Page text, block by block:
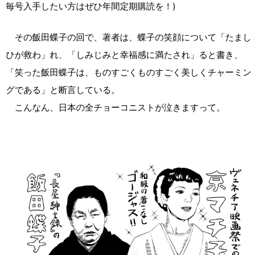
毎号入手したい方はぜひ年間定期購読を！)
その飯田蝶子の回で、著者は、蝶子の笑顔について「たまし
ひが救わ」れ、「しみじみと幸福感に満たされ」ると書き、
「笑った飯田蝶子は、ものすごくものすごく美しくチャーミン
グである」と断言している。
こんなん、日本の全チョーコニストが泣きますって。